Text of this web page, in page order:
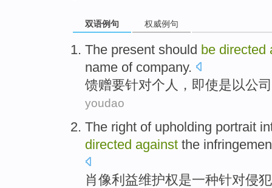
双语例句 权威例句
The present should be directed
name of company.
馈赠要针对个人 ， 即使是以公司
youdao
The right of upholding portrait
directed against the
肖像利益维护权是一种针对侵犯